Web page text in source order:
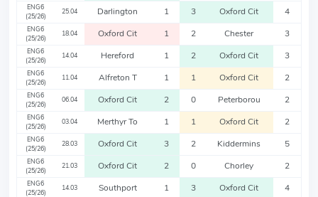
ENG6
(25/26)
25.04 Darlington 1 3 Oxford Cit 4
ENG6
(25/26)
18.04 Oxford Cit 1 2 Chester 3
ENG6
(25/26)
14.04 Hereford 1 2 Oxford Cit 3
ENG6
(25/26)
11.04 Alfreton T 1 1 Oxford Cit 2
ENG6
(25/26)
06.04 Oxford Cit 2 0 Peterborou 2
ENG6
(25/26)
03.04 Merthyr To 1 1 Oxford Cit 2
ENG6
(25/26)
28.03 Oxford Cit 3 2 Kiddermins 5
ENG6
(25/26)
21.03 Oxford Cit 2 0 Chorley 2
ENG6
(25/26)
14.03 Southport 1 3 Oxford Cit 4